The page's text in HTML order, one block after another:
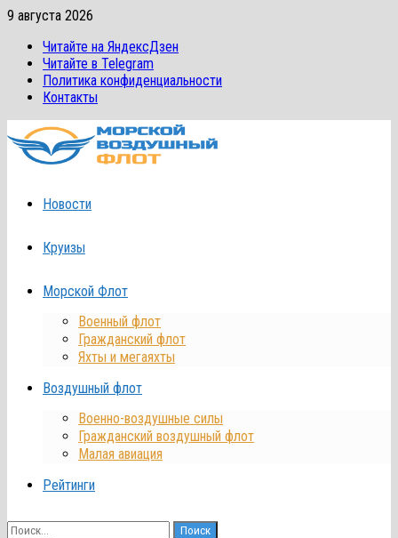
Перейти
содержимому
9 августа 2026
Читайте на ЯндексДзен
Читайте в Telegram
Политика конфиденциальности
Контакты
Новости
Круизы
Морской Флот
Военный флот
Гражданский флот
Яхты и мегаяхты
Воздушный флот
Военно-воздушные силы
Гражданский воздушный флот
Малая авиация
Рейтинги
Найти: